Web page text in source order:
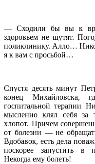
— Сходили бы вы к
здоровьем не шутят.
поликлинику. Алло…
я к вам с просьбой…
Спустя десять минут
конец Михайловска,
госпитальной терапии
мысленно клял себя за
хлопот. Причем
от болезни — не
Вдобавок, есть дела
поскорее запустить в
Некогда ему болеть!